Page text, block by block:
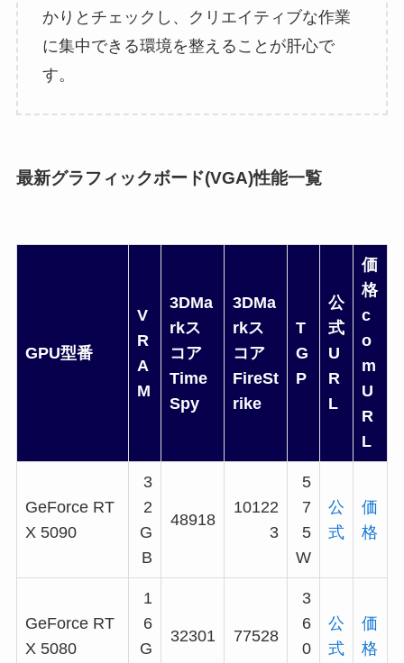
かりとチェックし、クリエイティブな作業
に集中できる環境を整えることが肝心で
す。
最新グラフィックボード(VGA)性能一覧
GPU型番
V
R
A
M
3DMa
rkス
コア
Time
Spy
3DMa
rkス
コア
FireSt
rike
T
G
P
公
式
U
R
L
価
格
c
o
m
U
R
L
GeForce RT
X 5090
3
2
G
B
48918
10122
3
5
7
5
W
公
式
価
格
GeForce RT
X 5080
1
6
G
32301 77528
3
6
0
公
式
価
格